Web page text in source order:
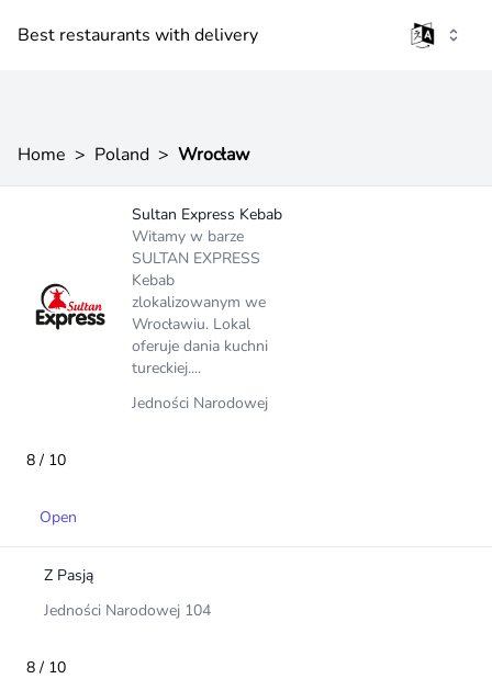
Best restaurants with delivery
Home > Poland > Wrocław
Sultan Express Kebab
Witamy w barze
SULTAN EXPRESS
Kebab
zlokalizowanym we
Wrocławiu. Lokal
oferuje dania kuchni
tureckiej....
Jedności Narodowej
8 / 10
Open
Z Pasją
Jedności Narodowej 104
8 / 10